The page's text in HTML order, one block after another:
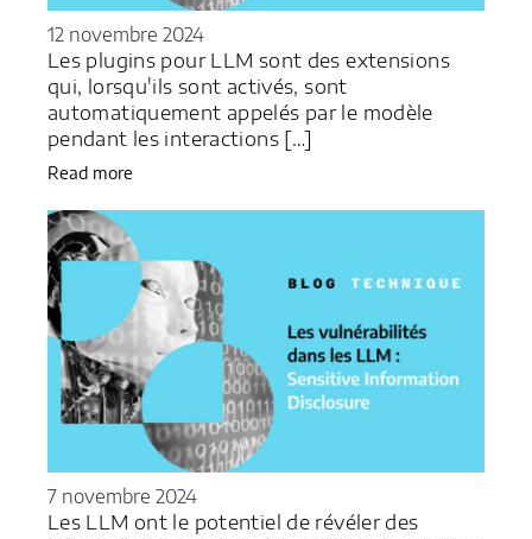
12 novembre 2024
Les plugins pour LLM sont des extensions
qui, lorsqu'ils sont activés, sont
automatiquement appelés par le modèle
pendant les interactions […]
Read more
7 novembre 2024
Les LLM ont le potentiel de révéler des